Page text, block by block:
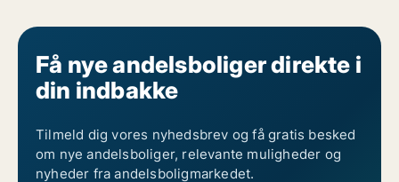
Andelsboliger til salg i Vanløse
Andelsboliger til salg på Vesterbro
Andelsboliger til salg i Ørestad
Andelsboliger til salg på Østerbro
Få nye andelsboliger direkte i
din indbakke
Tilmeld dig vores nyhedsbrev og få gratis besked
om nye andelsboliger, relevante muligheder og
nyheder fra andelsboligmarkedet.